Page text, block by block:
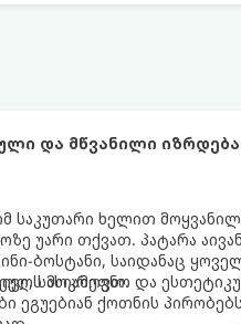
და მწვანილი
საკუთარი ხელით
უარი თქვათ. პატარა
ბოსტანი, საიდანაც
მოკრეფთ.
სასიამოვნო და
ქოთნის